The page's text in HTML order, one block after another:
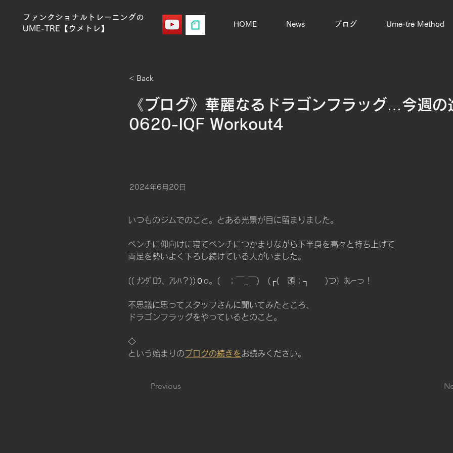
ファンクショナルトレーニングの
UME-TRE【ウメトレ】
HOME News ブログ Ume-tre Method
< Back
《ブログ》華麗なるドラゴンフラッグ…今週
0620-IQF Workout4
2024年6月20日
いつものジムでのこと。とある光景が目に留まりました。
ベンチに仰向けに寝てベンチにつかまりながら下半身を高々と持ち上げて
両足を勢いよく下ろし続けている人がいました。
(( ﾅﾝﾀﾞﾛｳ、ｱﾚﾊ？))０o。(　；￣_￣)　(┌(　頭；┐　　)つ）ﾎﾚｰっ！
不思議に思ってスタッフさんに聞いてみたところ、
ドラゴンフラッグをやっているとのこと。
◇
という始まりのブログの続きをお読みください。
Previous